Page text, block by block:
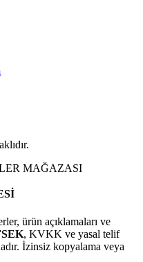
MAĞAZASI
ürün açıklamaları ve
, KVKK ve yasal telif
İzinsiz kopyalama veya